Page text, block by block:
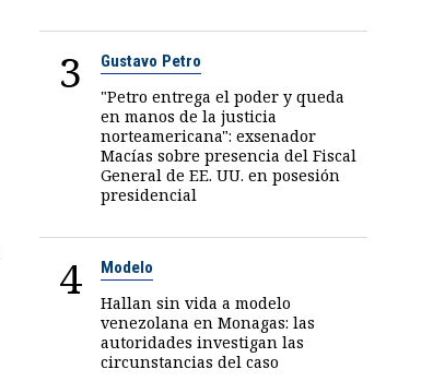
3 Gustavo Petro
"Petro entrega el poder y queda
en manos de la justicia
norteamericana": exsenador
Macías sobre presencia del Fiscal
General de EE. UU. en posesión
presidencial
4 Modelo
Hallan sin vida a modelo
venezolana en Monagas: las
autoridades investigan las
circunstancias del caso